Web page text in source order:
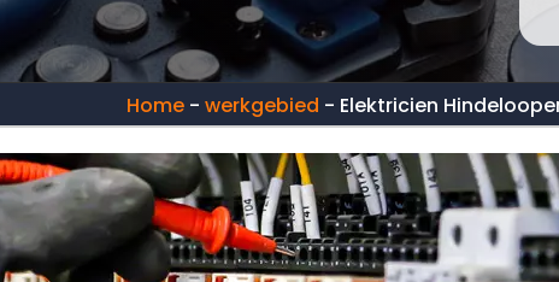
Home - werkgebied - Elektricien